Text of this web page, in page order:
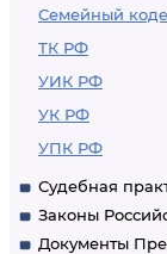
Семейный
ТК РФ
УИК РФ
УК РФ
УПК РФ
Судебная
Законы
Документы